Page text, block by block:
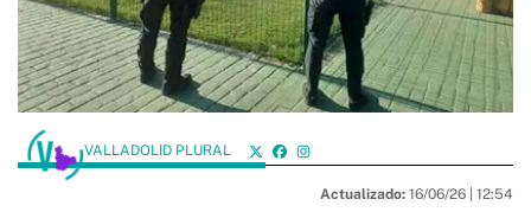
VALLADOLID PLURAL
Actualizado: 16/06/26 | 12:54